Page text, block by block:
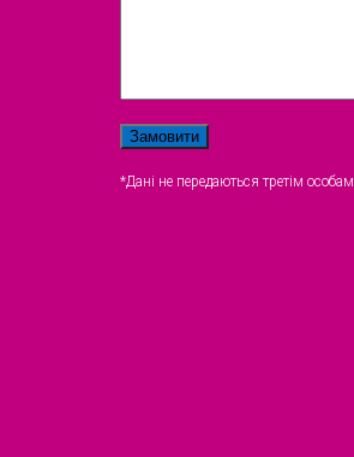
*Дані не передаються третім особам